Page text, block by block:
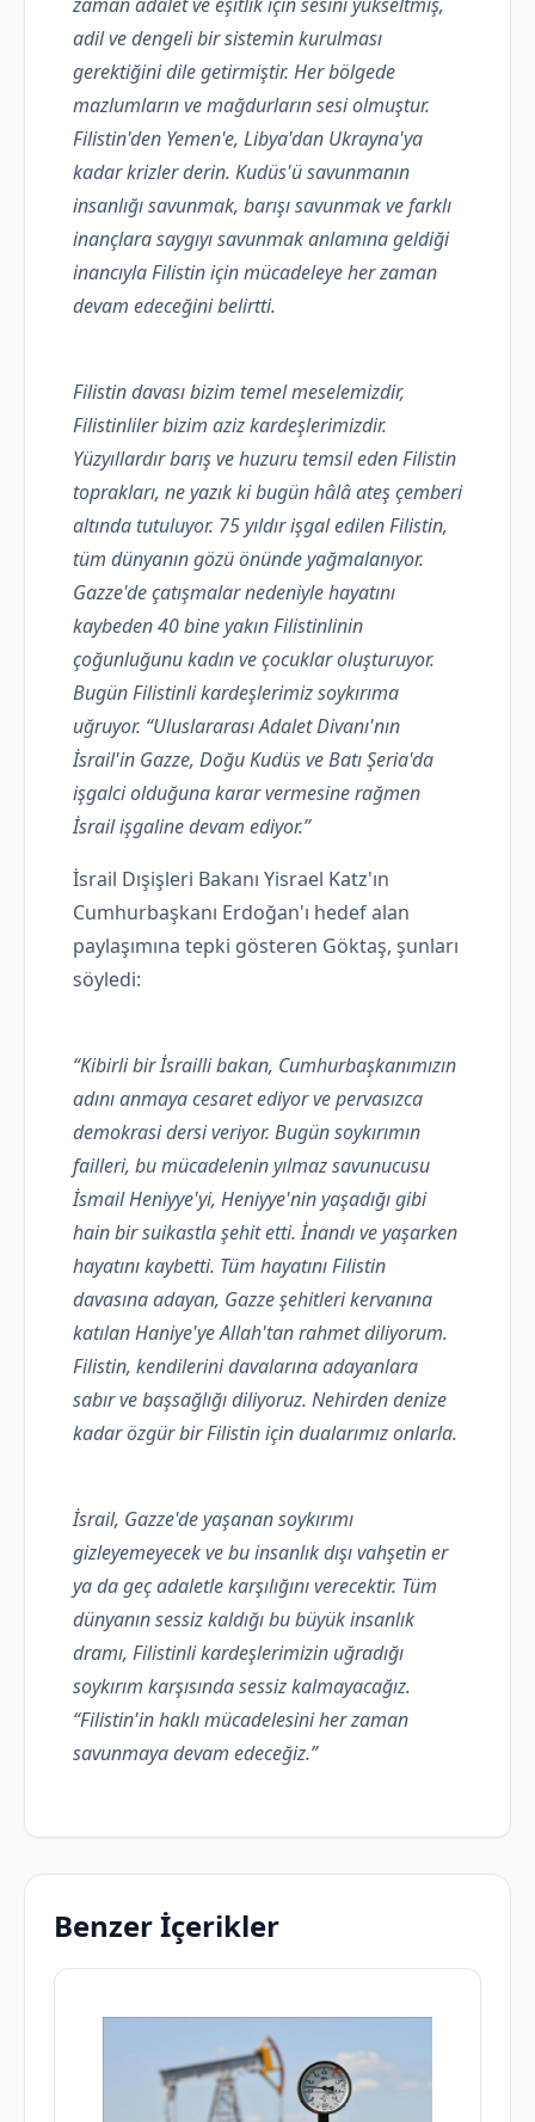
adil ve dengeli bir sistemin kurulması
gerektiğini dile getirmiştir. Her bölgede
mazlumların ve mağdurların sesi olmuştur.
Filistin'den Yemen'e, Libya'dan Ukrayna'ya
kadar krizler derin. Kudüs'ü savunmanın
insanlığı savunmak, barışı savunmak ve farklı
inançlara saygıyı savunmak anlamına geldiği
inancıyla Filistin için mücadeleye her zaman
devam edeceğini belirtti.
Filistin davası bizim temel meselemizdir,
Filistinliler bizim aziz kardeşlerimizdir.
Yüzyıllardır barış ve huzuru temsil eden Filistin
toprakları, ne yazık ki bugün hâlâ ateş çemberi
altında tutuluyor. 75 yıldır işgal edilen Filistin,
tüm dünyanın gözü önünde yağmalanıyor.
Gazze'de çatışmalar nedeniyle hayatını
kaybeden 40 bine yakın Filistinlinin
çoğunluğunu kadın ve çocuklar oluşturuyor.
Bugün Filistinli kardeşlerimiz soykırıma
uğruyor. “Uluslararası Adalet Divanı'nın
İsrail'in Gazze, Doğu Kudüs ve Batı Şeria'da
işgalci olduğuna karar vermesine rağmen
İsrail işgaline devam ediyor.”
İsrail Dışişleri Bakanı Yisrael Katz'ın
Cumhurbaşkanı Erdoğan'ı hedef alan
paylaşımına tepki gösteren Göktaş, şunları
söyledi:
“Kibirli bir İsrailli bakan, Cumhurbaşkanımızın
adını anmaya cesaret ediyor ve pervasızca
demokrasi dersi veriyor. Bugün soykırımın
failleri, bu mücadelenin yılmaz savunucusu
İsmail Heniyye'yi, Heniyye'nin yaşadığı gibi
hain bir suikastla şehit etti. İnandı ve yaşarken
hayatını kaybetti. Tüm hayatını Filistin
davasına adayan, Gazze şehitleri kervanına
katılan Haniye'ye Allah'tan rahmet diliyorum.
Filistin, kendilerini davalarına adayanlara
sabır ve başsağlığı diliyoruz. Nehirden denize
kadar özgür bir Filistin için dualarımız onlarla.
İsrail, Gazze'de yaşanan soykırımı
gizleyemeyecek ve bu insanlık dışı vahşetin er
ya da geç adaletle karşılığını verecektir. Tüm
dünyanın sessiz kaldığı bu büyük insanlık
dramı, Filistinli kardeşlerimizin uğradığı
soykırım karşısında sessiz kalmayacağız.
“Filistin'in haklı mücadelesini her zaman
savunmaya devam edeceğiz.”
Benzer İçerikler